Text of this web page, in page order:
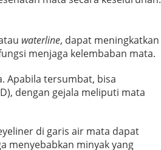
waterline, dapat meningkatkan
menjaga kelembaban mata.
Apabila tersumbat, bisa
dengan gejala meliputi mata
di garis air mata dapat
menyebabkan minyak yang